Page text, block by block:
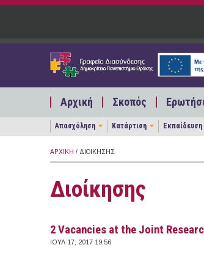
Παράκαμψη προς το κυρίως περιεχόμενο
Αρχική Σκοπός
Απασχόληση Κατάρτιση Εκπαίδευση
ΑΡΧΙΚΉ / ΔΙΟΊΚΗΣΗΣ
Διοίκησης
2 Vacancies at the Joint
ΙΟΥΛ 17, 2017 19:56